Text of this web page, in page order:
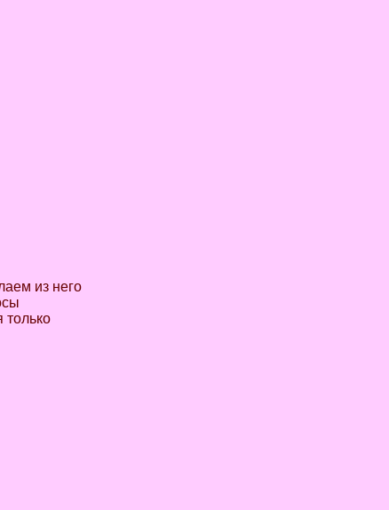
из него
только